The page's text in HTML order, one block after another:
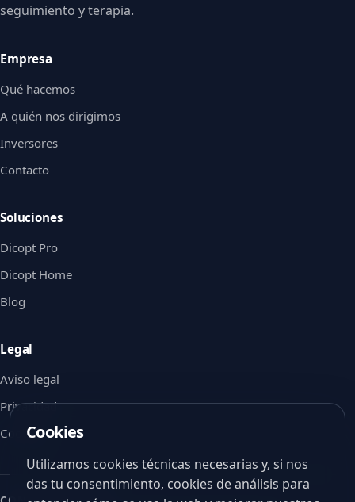
seguimiento y terapia.
Empresa
Qué hacemos
A quién nos dirigimos
Inversores
Contacto
Soluciones
Dicopt Pro
Dicopt Home
Blog
Legal
Aviso legal
Privacidad
CookiesCookies
Utilizamos cookies técnicas necesarias y, si nos
das tu consentimiento, cookies de análisis para